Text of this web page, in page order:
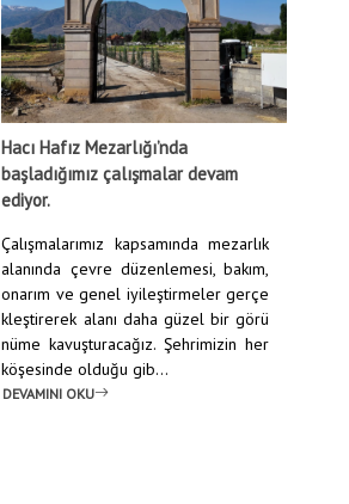
Hacı Hafız Mezarlığı’nda
başladığımız çalışmalar devam
ediyor.
Çalışmalarımız kapsamında mezarlık
alanında çevre düzenlemesi, bakım,
onarım ve genel iyileştirmeler gerçe
kleştirerek alanı daha güzel bir görü
nüme kavuşturacağız. Şehrimizin her
köşesinde olduğu gib...
DEVAMINI OKU